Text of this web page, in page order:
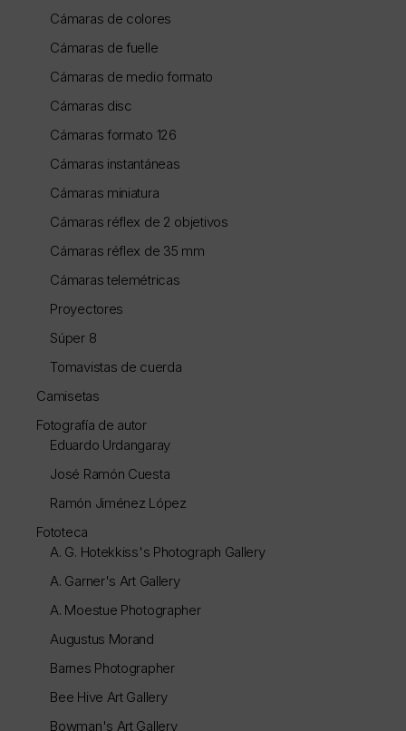
Cámaras de colores
Cámaras de fuelle
Cámaras de medio formato
Cámaras disc
Cámaras formato 126
Cámaras instantáneas
Cámaras miniatura
Cámaras réflex de 2 objetivos
Cámaras réflex de 35 mm
Cámaras telemétricas
Proyectores
Súper 8
Tomavistas de cuerda
Camisetas
Fotografía de autor
Eduardo Urdangaray
José Ramón Cuesta
Ramón Jiménez López
Fototeca
A. G. Hotekkiss's Photograph Gallery
A. Garner's Art Gallery
A. Moestue Photographer
Augustus Morand
Barnes Photographer
Bee Hive Art Gallery
Bowman's Art Gallery